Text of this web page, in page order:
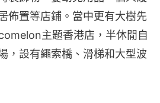
佈置等店鋪。當中更有大樹先
主題香港店，半休閒自
，設有繩索橋、滑梯和大型波